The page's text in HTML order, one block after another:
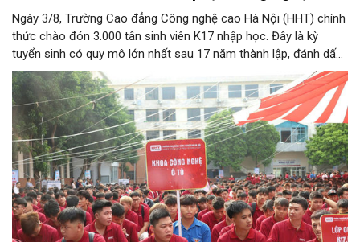
Ngày 3/8, Trường Cao đẳng Công nghệ cao Hà Nội (HHT) chính
thức chào đón 3.000 tân sinh viên K17 nhập học. Đây là kỳ
tuyển sinh có quy mô lớn nhất sau 17 năm thành lập, đánh dấu
bước chuyển mình quan trọng của nhà trường.